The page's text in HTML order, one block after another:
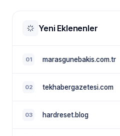
Yeni Eklenenler
01 marasgunebakis.com.tr
02 tekhabergazetesi.com
03 hardreset.blog
NewsTanıtım AI Asistan